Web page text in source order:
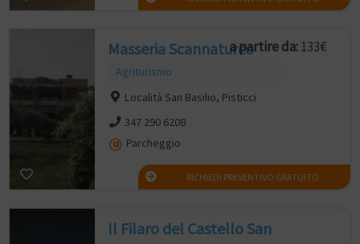
Masseria Scannaturco
Agriturismo
a partire da:133€
Località San Basilio, Pisticci
347 290 6208
Parcheggio
RICHIEDI PREVENTIVO GRATUITO
Il Filaro del Castello San